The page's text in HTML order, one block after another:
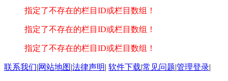
指定了不存在的栏目ID或栏目数组！
指定了不存在的栏目ID或栏目数组！
指定了不存在的栏目ID或栏目数组！
联系我们|网站地图|法律声明| 软件下载|常见问题|管理登录|